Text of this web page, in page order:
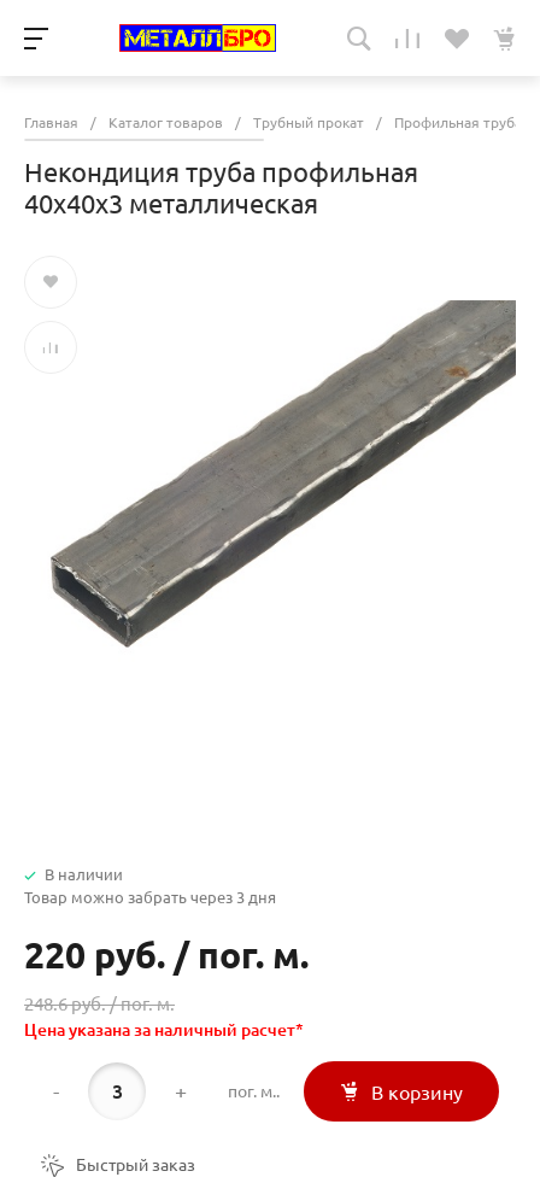
Главная / Каталог товаров / Трубный прокат / Профильная труба -
Некондиция труба профильная
40х40х3 металлическая
В наличии
Товар можно забрать через 3 дня
220 руб. / пог. м.
248.6 руб. /пог. м.
Цена указана за наличный расчет*
- + пог. м.. В корзину
Быстрый заказ